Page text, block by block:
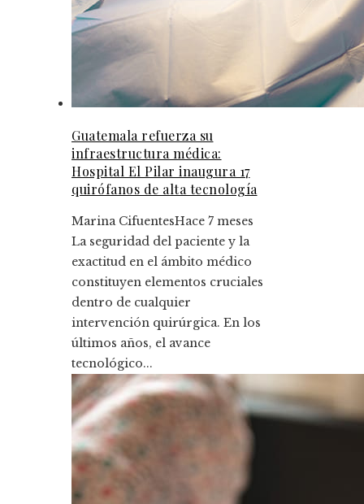
Guatemala refuerza su
infraestructura médica:
Hospital El Pilar inaugura 17
quirófanos de alta tecnología
Marina CifuentesHace 7 meses
La seguridad del paciente y la
exactitud en el ámbito médico
constituyen elementos cruciales
dentro de cualquier
intervención quirúrgica. En los
últimos años, el avance
tecnológico...